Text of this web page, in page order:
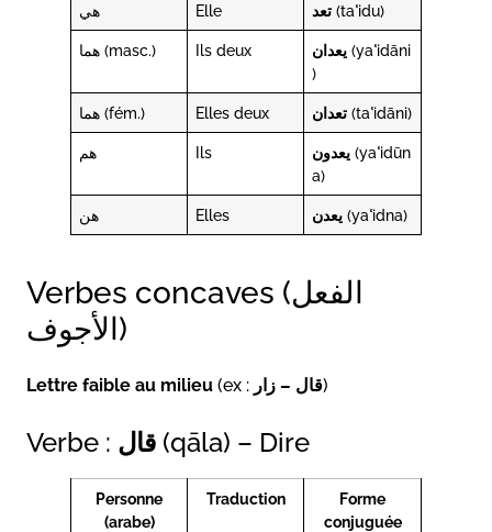
هي Elle تعد (taʿidu)
هما (masc.) Ils deux يعدان (yaʿidāni
)
هما (fém.) Elles deux تعدان (taʿidāni)
هم Ils يعدون (yaʿidūn
a)
هن Elles يعدن (yaʿidna)
Verbes concaves (الفعل
الأجوف)
Lettre faible au milieu (ex : قال – زار)
Verbe : قال (qāla) – Dire
Personne
(arabe)
Traduction
Forme
conjuguée